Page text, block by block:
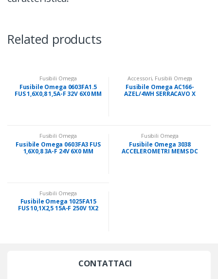
Related products
Fusibili Omega
Fusibile Omega 0603FA1.5
FUS 1,6X0,8 1,5A-F 32V 6X0 MM
Accessori, Fusibili Omega
Fusibile Omega AC166-
AZEL/4WH SERRACAVO X
Fusibili Omega
Fusibile Omega 0603FA3 FUS
1,6X0,8 3A-F 24V 6X0 MM
Fusibili Omega
Fusibile Omega 3038
ACCELEROMETRI MEMS DC
Fusibili Omega
Fusibile Omega 1025FA15
FUS 10,1X2,5 15A-F 250V 1X2
CONTATTACI